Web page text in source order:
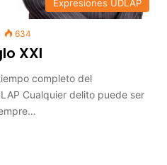
Expresiones UDLAP
634
XXI
completo del
Cualquier delito puede ser